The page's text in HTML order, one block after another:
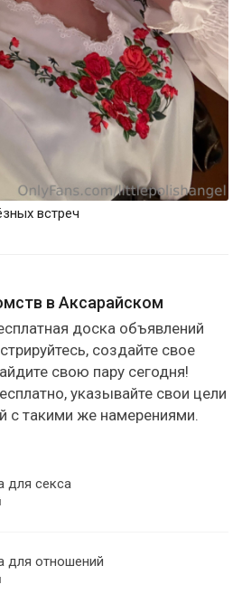
встреч
в Аксарайском
доска объявлений
создайте свое
свою пару сегодня!
указывайте свои цели
с такими же намерениями.
для секса
для отношений